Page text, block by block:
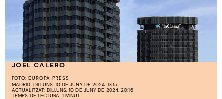
JOEL CALERO
FOTO: EUROPA PRESS
MADRID. DILLUNS, 10 DE JUNY DE 2024. 18:15
ACTUALITZAT: DILLUNS, 10 DE JUNY DE 2024. 20:16
TEMPS DE LECTURA: 1 MINUT